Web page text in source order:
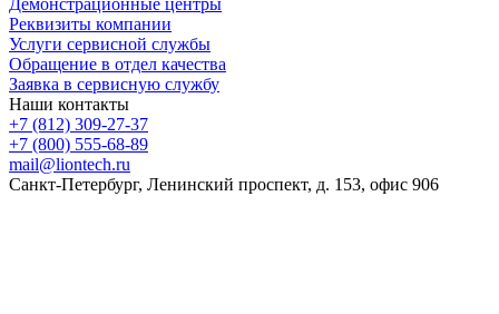
Демонстрационные центры
Реквизиты компании
Услуги сервисной службы
Обращение в отдел качества
Заявка в сервисную службу
Наши контакты
+7 (812) 309-27-37
+7 (800) 555-68-89
mail@liontech.ru
Санкт-Петербург, Ленинский проспект, д. 153, офис 906